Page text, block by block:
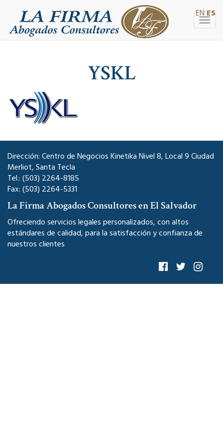
YSKL
Dirección: Centro de Negocios Kinetika Nivel 8, Local 9 Ciudad
Merliot, Santa Tecla
Tel.: (503) 2264-8185
Fax: (503) 2264-5331
La Firma Abogados Consultores en El Salvador
Ofreciendo servicios legales personalizados, con altos
estándares de calidad, para la satisfacción y confianza de
nuestros clientes
ENES